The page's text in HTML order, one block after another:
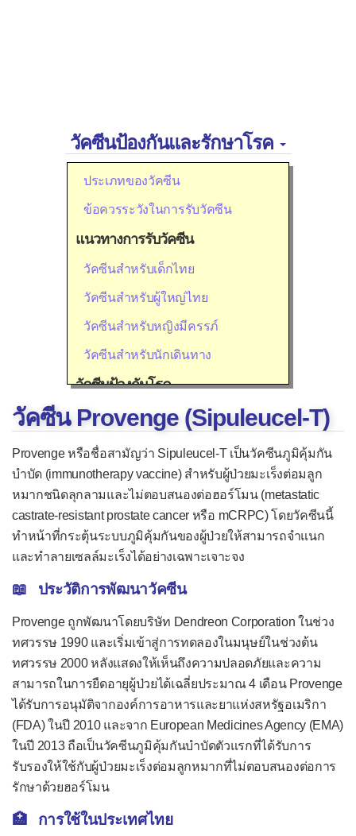
วัคซีนป้องกันและรักษาโรค
ประเภทของวัคซีน
ข้อควรระวังในการรับวัคซีน
แนวทางการรับวัคซีน
วัคซีนสำหรับเด็กไทย
วัคซีนสำหรับผู้ใหญ่ไทย
วัคซีนสำหรับหญิงมีครรภ์
วัคซีนสำหรับนักเดินทาง
วัคซีนป้องกันโรค
ไข้กาฬหลังแอ่น
ไข้เลือดออก
ไข้สมองอักเสบเจอี
ไข้หวัดใหญ่
ไข้เหลือง
คอตีบ-บาดทะยัก-ไอกรน
โควิด-19
งูสวัด
ไทฟอยด์
นิวโมคอคคัส (PCV)
ปอดอักเสบจากเชื้อฮิบ (Hib)
โปลิโอ
พิษสุนัขบ้า
มะเร็งปากมดลูก (HPV)
มาลาเรีย
วัคซีน Provenge (Sipuleucel‑T)
Provenge หรือชื่อสามัญว่า Sipuleucel‑T เป็นวัคซีนภูมิคุ้มกัน
บำบัด (immunotherapy vaccine) สำหรับผู้ป่วยมะเร็งต่อมลูก
หมากชนิดลุกลามและไม่ตอบสนองต่อฮอร์โมน (metastatic
castrate‑resistant prostate cancer หรือ mCRPC) โดยวัคซีนนี้
ทำหน้าที่กระตุ้นระบบภูมิคุ้มกันของผู้ป่วยให้สามารถจำแนก
และทำลายเซลล์มะเร็งได้อย่างเฉพาะเจาะจง
📖 ประวัติการพัฒนาวัคซีน
Provenge ถูกพัฒนาโดยบริษัท Dendreon Corporation ในช่วง
ทศวรรษ 1990 และเริ่มเข้าสู่การทดลองในมนุษย์ในช่วงต้น
ทศวรรษ 2000 หลังแสดงให้เห็นถึงความปลอดภัยและความ
สามารถในการยืดอายุผู้ป่วยได้เฉลี่ยประมาณ 4 เดือน Provenge
ได้รับการอนุมัติจากองค์การอาหารและยาแห่งสหรัฐอเมริกา
(FDA) ในปี 2010 และจาก European Medicines Agency (EMA)
ในปี 2013 ถือเป็นวัคซีนภูมิคุ้มกันบำบัดตัวแรกที่ได้รับการ
รับรองให้ใช้กับผู้ป่วยมะเร็งต่อมลูกหมากที่ไม่ตอบสนองต่อการ
รักษาด้วยฮอร์โมน
🏥 การใช้ในประเทศไทย